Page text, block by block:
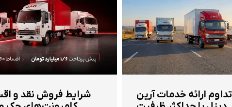
تداوم ارائه خدمات آرین
شرایط فروش نقد و